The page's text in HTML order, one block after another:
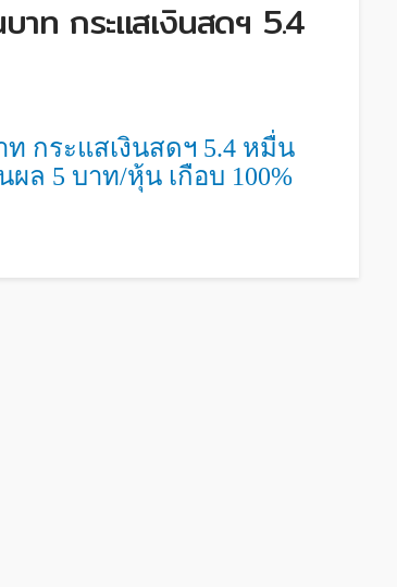
าท กระแสเงินสดฯ 5.4
ท กระแสเงินสดฯ 5.4 หมื่น
ผล 5 บาท/หุ้น เกือบ 100%